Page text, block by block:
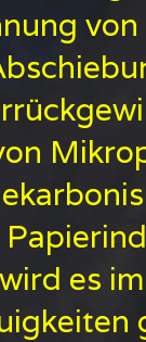
von
es